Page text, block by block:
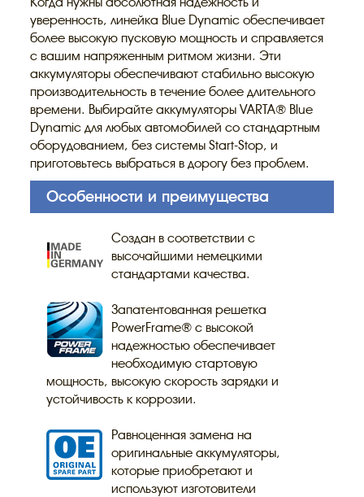
уверенность, линейка Blue Dynamic обеспечивает
более высокую пусковую мощность и справляется
с вашим напряженным ритмом жизни. Эти
аккумуляторы обеспечивают стабильно высокую
производительность в течение более длительного
времени. Выбирайте аккумуляторы VARTA® Blue
Dynamic для любых автомобилей со стандартным
оборудованием, без системы Start-Stop, и
приготовьтесь выбраться в дорогу без проблем.
Особенности и преимущества
Создан в соответствии с
высочайшими немецкими
стандартами качества.
Запатентованная решетка
PowerFrame® с высокой
надежностью обеспечивает
необходимую стартовую
мощность, высокую скорость зарядки и
устойчивость к коррозии.
Равноценная замена на
оригинальные аккумуляторы,
которые приобретают и
используют изготовители